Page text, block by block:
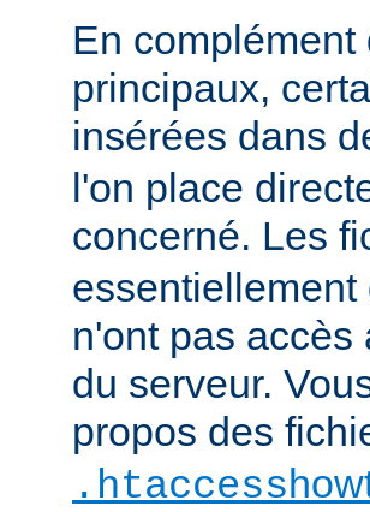
En
principaux,
insérées dans
l'on place
concerné. Les
n'ont pas
du serveur.
propos des
.htaccess